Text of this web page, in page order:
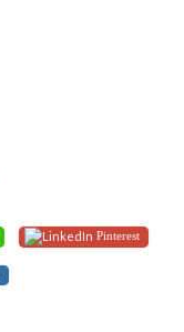
Pinterest